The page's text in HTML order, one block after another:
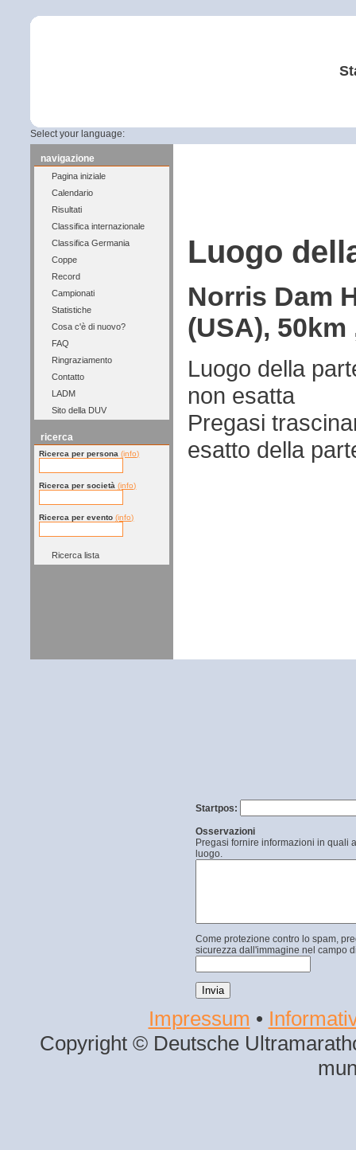
Select your language:
navigazione
Pagina iniziale
Calendario
Risultati
Classifica internazionale
Classifica Germania
Coppe
Record
Campionati
Statistiche
Cosa c'è di nuovo?
FAQ
Ringraziamento
Contatto
LADM
Sito della DUV
ricerca
Ricerca per persona (info)
Ricerca per società (info)
Ricerca per evento (info)
Ricerca lista
Luogo
Norris Dam
(USA), 50km
Luogo della
non esatta
Pregasi
esatto della
Startpos:
Osservazioni
Pregasi fornire informazioni in quali
luogo.
Come protezione contro lo spam,
sicurezza dall'immagine nel campo
Impressum •
Copyright © Deutsche